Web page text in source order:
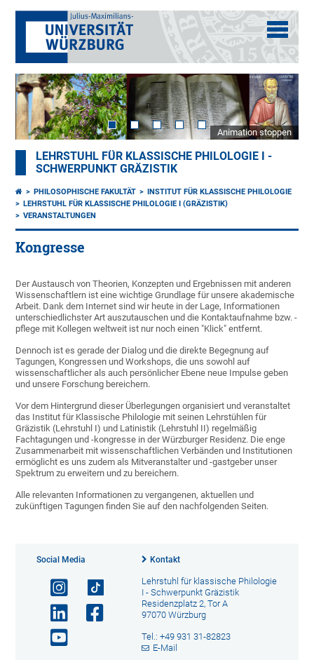
Animation stoppen
LEHRSTUHL FÜR KLASSISCHE PHILOLOGIE I -
SCHWERPUNKT GRÄZISTIK
PHILOSOPHISCHE FAKULTÄT
INSTITUT FÜR KLASSISCHE PHILOLOGIE
LEHRSTUHL FÜR KLASSISCHE PHILOLOGIE I (GRÄZISTIK)
VERANSTALTUNGEN
Kongresse
Der Austausch von Theorien, Konzepten und Ergebnissen mit anderen
Wissenschaftlern ist eine wichtige Grundlage für unsere akademische
Arbeit. Dank dem Internet sind wir heute in der Lage, Informationen
unterschiedlichster Art auszutauschen und die Kontaktaufnahme bzw. -
pflege mit Kollegen weltweit ist nur noch einen "Klick" entfernt.
Dennoch ist es gerade der Dialog und die direkte Begegnung auf
Tagungen, Kongressen und Workshops, die uns sowohl auf
wissenschaftlicher als auch persönlicher Ebene neue Impulse geben
und unsere Forschung bereichern.
Vor dem Hintergrund dieser Überlegungen organisiert und veranstaltet
das Institut für Klassische Philologie mit seinen Lehrstühlen für
Gräzistik (Lehrstuhl I) und Latinistik (Lehrstuhl II) regelmäßig
Fachtagungen und -kongresse in der Würzburger Residenz. Die enge
Zusammenarbeit mit wissenschaftlichen Verbänden und Institutionen
ermöglicht es uns zudem als Mitveranstalter und -gastgeber unser
Spektrum zu erweitern und zu bereichern.
Alle relevanten Informationen zu vergangenen, aktuellen und
zukünftigen Tagungen finden Sie auf den nachfolgenden Seiten.
Social Media Kontakt
Lehrstuhl für klassische Philologie
I - Schwerpunkt Gräzistik
Residenzplatz 2, Tor A
97070 Würzburg
Tel.: +49 931 31-82823
E-Mail